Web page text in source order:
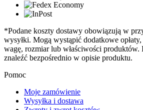
*Podane koszty dostawy obowiązują w
wysyłki. Mogą wystąpić dodatkowe
wagę, rozmiar lub właściwości produktów.
znaleźć bezpośrednio w opisie produktu.
Pomoc
Moje zamówienie
Wysyłka i dostawa